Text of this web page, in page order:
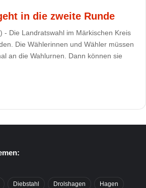
in die zweite Runde
- Die Landratswahl im Märkischen Kreis
Die Wählerinnen und Wähler müssen
an die Wahlurnen. Dann können sie
Diebstahl Drolshagen Hagen